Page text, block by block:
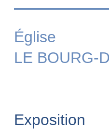
Église
LE BOURG-
Exposition